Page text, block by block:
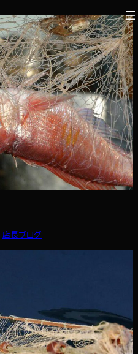
店長ブログ